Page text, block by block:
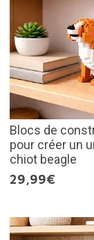
Blocs de
pour créer un
chiot beagle
29,99€